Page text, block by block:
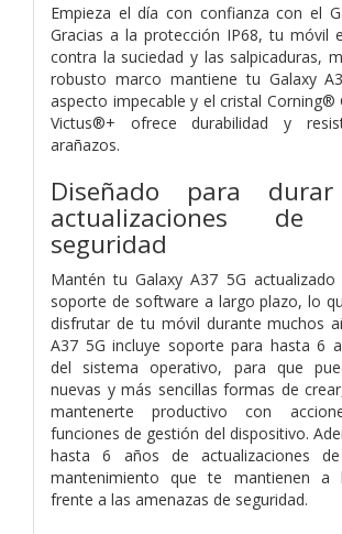
Empieza el día con confianza con el
Gracias a la protección IP68, tu móvil
contra la suciedad y las salpicaduras,
robusto marco mantiene tu Galaxy
aspecto impecable y el cristal Corning®
Victus®+ ofrece durabilidad y
arañazos.
Diseñado para
actualizaciones
seguridad
Mantén tu Galaxy A37 5G
soporte de software a largo plazo, lo
disfrutar de tu móvil durante muchos
A37 5G incluye soporte para hasta 6
del sistema operativo, para que
nuevas y más sencillas formas de
mantenerte productivo con
funciones de gestión del dispositivo.
hasta 6 años de actualizaciones
mantenimiento que te mantienen a
frente a las amenazas de seguridad.